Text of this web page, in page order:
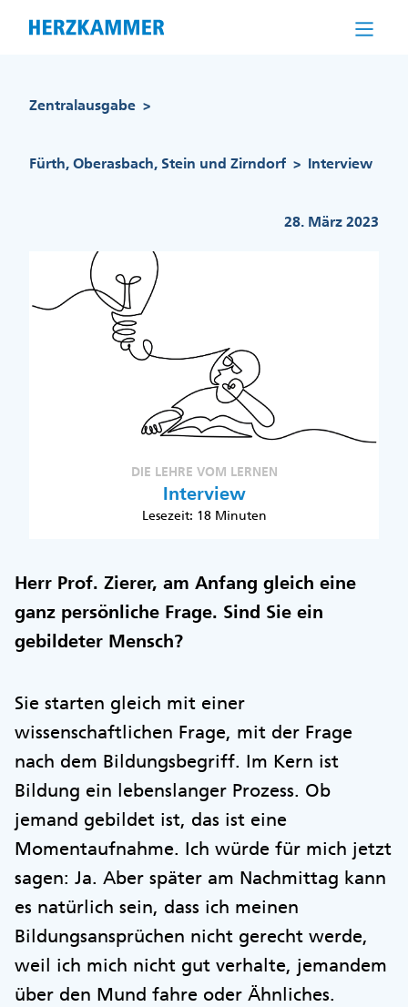
Zentralausgabe >
Fürth, Oberasbach, Stein und Zirndorf > Interview
28. März 2023
DIE LEHRE VOM LERNEN
Interview
Lesezeit: 18 Minuten
Herr Prof. Zierer, am Anfang gleich eine
ganz persönliche Frage. Sind Sie ein
gebildeter Mensch?
Sie starten gleich mit einer
wissenschaftlichen Frage, mit der Frage
nach dem Bildungsbegriff. Im Kern ist
Bildung ein lebenslanger Prozess. Ob
jemand gebildet ist, das ist eine
Momentaufnahme. Ich würde für mich jetzt
sagen: Ja. Aber später am Nachmittag kann
es natürlich sein, dass ich meinen
Bildungsansprüchen nicht gerecht werde,
weil ich mich nicht gut verhalte, jemandem
über den Mund fahre oder Ähnliches.